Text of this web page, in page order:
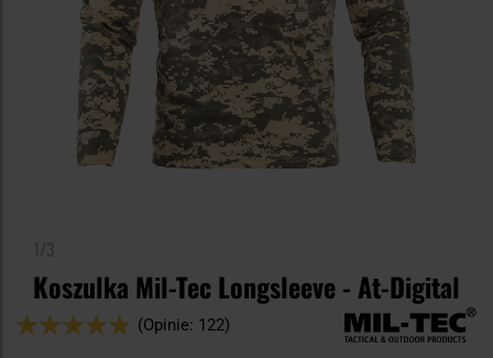
Koszulka Mil-Tec Longsleeve - At-Digital
Ocena:
(Opinie: 122)